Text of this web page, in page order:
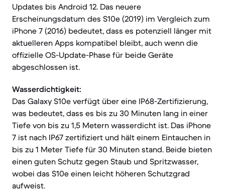
Updates bis Android 12. Das neuere
Erscheinungsdatum des S10e (2019) im Vergleich zum
iPhone 7 (2016) bedeutet, dass es potenziell länger mit
aktuelleren Apps kompatibel bleibt, auch wenn die
offizielle OS-Update-Phase für beide Geräte
abgeschlossen ist.
Wasserdichtigkeit:
Das Galaxy S10e verfügt über eine IP68-Zertifizierung,
was bedeutet, dass es bis zu 30 Minuten lang in einer
Tiefe von bis zu 1,5 Metern wasserdicht ist. Das iPhone
7 ist nach IP67 zertifiziert und hält einem Eintauchen in
bis zu 1 Meter Tiefe für 30 Minuten stand. Beide bieten
einen guten Schutz gegen Staub und Spritzwasser,
wobei das S10e einen leicht höheren Schutzgrad
aufweist.